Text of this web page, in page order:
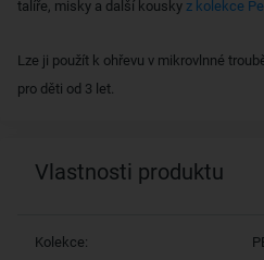
talíře, misky a další kousky z kolekce
Lze ji použít k ohřevu v mikrovlnné
pro děti od 3 let.
Vlastnosti produktu
Kolekce: